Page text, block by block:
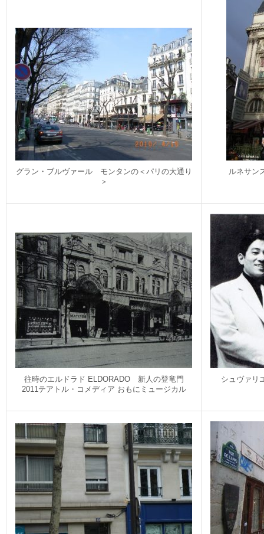
グラン・ブルヴァール モンタンの＜パリの大通り
＞
ルネサン
往時のエルドラド ELDORADO 新人の登竜門
2011テアトル・コメディア おもにミュージカル
シュヴァリ